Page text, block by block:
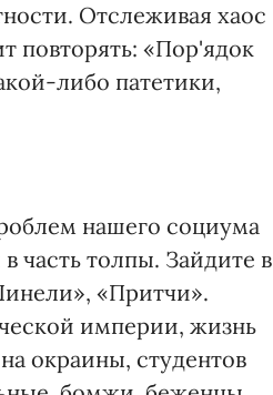
Отслеживая хаос
повторять: «Пор'ядок
либо патетики,
нашего социума
часть толпы. Зайдите в
«Притчи».
империи, жизнь
окраины, студентов